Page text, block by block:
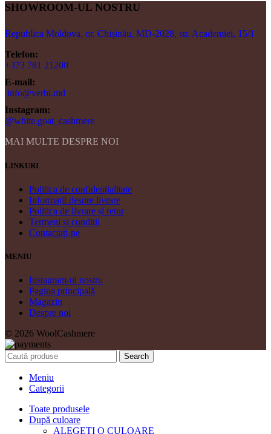
SHOWROOM-UL NOSTRU
Republica Moldova, or. Chișinău, MD-2028, str. Academiei, 15/1
Telefon:
+373 781 21200
E-mail:
info@verbi.md
Instagram:
@white.goat_cashmere
MAI MULTE DESPRE NOI
LINKURI
Politica de confidențialitate
Informații despre livrare
Politica de livrare și retur
Termeni și condiții
Contactați-ne
MENIU
Instagram-ul nostru
Pagina principală
Magazin
Despre noi
© 2026 WoolCashmere
Search
Meniu
Categorii
Toate produsele
După culoare
ALEGEȚI O CULOARE